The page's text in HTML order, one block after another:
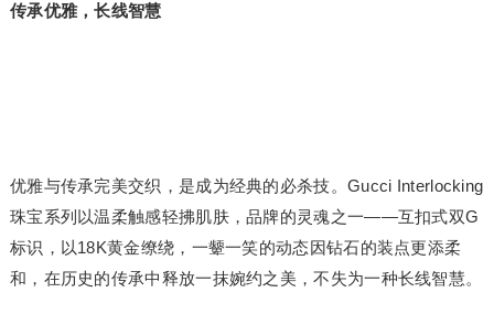
传承优雅，长线智慧
优雅与传承完美交织，是成为经典的必杀技。Gucci Interlocking
珠宝系列以温柔触感轻拂肌肤，品牌的灵魂之一——互扣式双G
标识，以18K黄金缭绕，一颦一笑的动态因钻石的装点更添柔
和，在历史的传承中释放一抹婉约之美，不失为一种长线智慧。